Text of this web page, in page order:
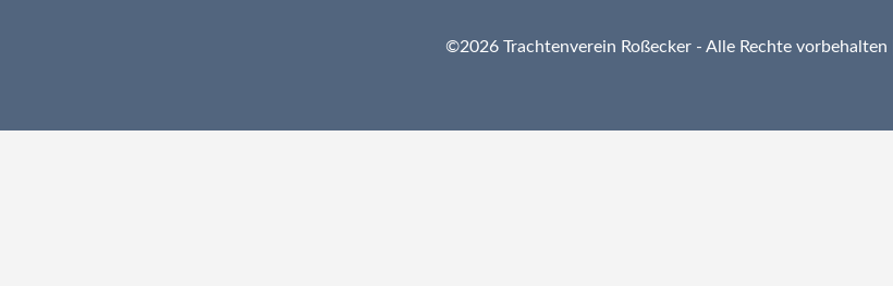
©2026 Trachtenverein Roßecker - Alle Rechte vorbehalten |